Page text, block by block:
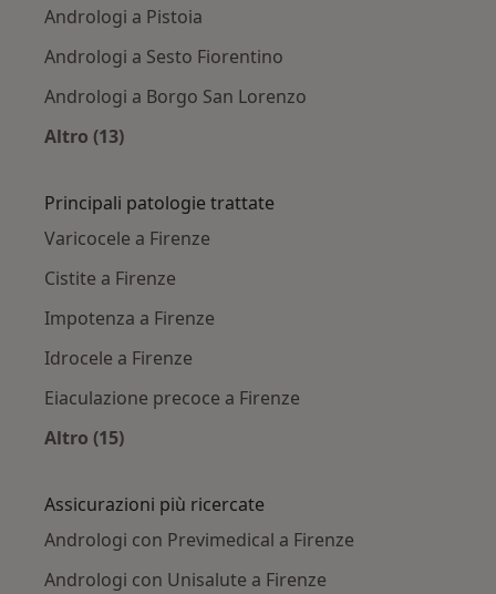
Andrologi a Pistoia
Andrologi a Sesto Fiorentino
Andrologi a Borgo San Lorenzo
Altro (13)
Principali patologie trattate
Varicocele a Firenze
Cistite a Firenze
Impotenza a Firenze
Idrocele a Firenze
Eiaculazione precoce a Firenze
Altro (15)
Assicurazioni più ricercate
Andrologi con Previmedical a Firenze
Andrologi con Unisalute a Firenze